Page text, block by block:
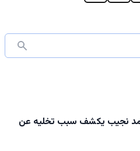
محمد نجيب يكشف سبب تخليه عن